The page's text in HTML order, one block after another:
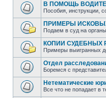
В ПОМОЩЬ
Пособия, инструкции,
ПРИМЕРЫ
Подаем в суд на
КОПИИ СУДЕБНЫХ
Примеры выигранных
Отдел
Боремся с
Нетематические
Все что не попадает в